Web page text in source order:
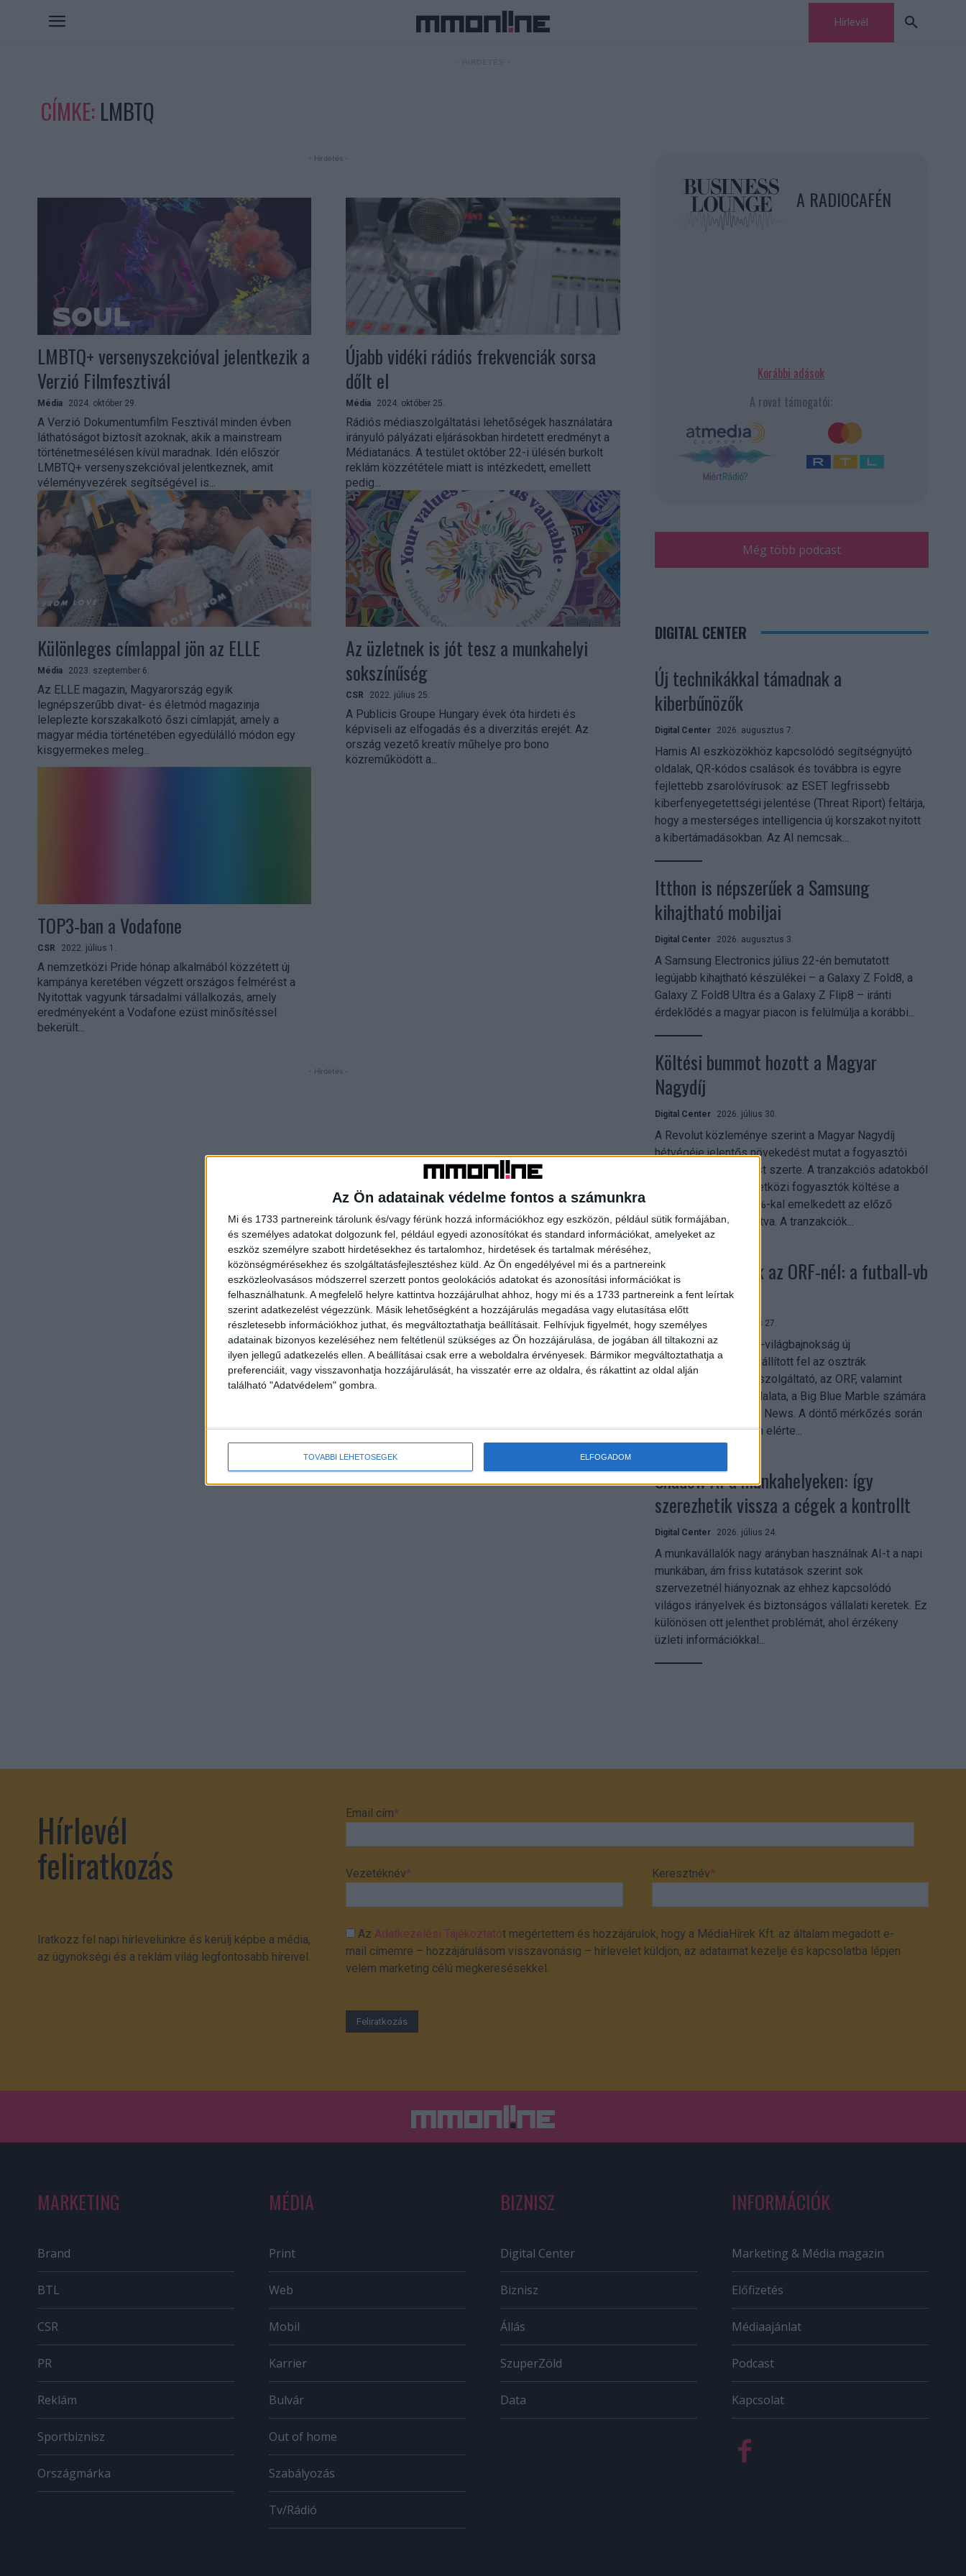
Az Ön adatainak védelme fontos a számunkra
Mi és 1733 partnereink tárolunk és/vagy férünk hozzá információkhoz egy eszközön, például sütik formájában,
és személyes adatokat dolgozunk fel, például egyedi azonosítókat és standard információkat, amelyeket az
eszköz személyre szabott hirdetésekhez és tartalomhoz, hirdetések és tartalmak méréséhez,
közönségmérésekhez és szolgáltatásfejlesztéshez küld. Az Ön engedélyével mi és a partnereink
eszközleolvasásos módszerrel szerzett pontos geolokációs adatokat és azonosítási információkat is
felhasználhatunk. A megfelelő helyre kattintva hozzájárulhat ahhoz, hogy mi és a 1733 partnereink a fent leírtak
szerint adatkezelést végezzünk. Másik lehetőségként a hozzájárulás megadása vagy elutasítása előtt
részletesebb információkhoz juthat, és megváltoztathatja beállításait. Felhívjuk figyelmét, hogy személyes
adatainak bizonyos kezeléséhez nem feltétlenül szükséges az Ön hozzájárulása, de jogában áll tiltakozni az
ilyen jellegű adatkezelés ellen. A beállításai csak erre a weboldalra érvényesek. Bármikor megváltoztathatja a
preferenciáit, vagy visszavonhatja hozzájárulását, ha visszatér erre az oldalra, és rákattint az oldal alján
található "Adatvédelem" gombra.
TOVÁBBI LEHETŐSÉGEK ELFOGADOM
Hírlevél
CÍMKE: LMBTQ
- Hirdetés -
LMBTQ+ versenyszekcióval jelentkezik a
Verzió Filmfesztivál
Média 2024. október 29.
A Verzió Dokumentumfilm Fesztivál minden évben
láthatóságot biztosít azoknak, akik a mainstream
történetmesélésen kívül maradnak. Idén először
LMBTQ+ versenyszekcióval jelentkeznek, amit
véleményvezérek segítségével is...
Újabb vidéki rádiós frekvenciák sorsa
dőlt el
Média 2024. október 25.
Rádiós médiaszolgáltatási lehetőségek használatára
irányuló pályázati eljárásokban hirdetett eredményt a
Médiatanács. A testület október 22-i ülésén burkolt
reklám közzététele miatt is intézkedett, emellett
pedig...
Különleges címlappal jön az ELLE
Média 2023. szeptember 6.
Az ELLE magazin, Magyarország egyik
legnépszerűbb divat- és életmód magazinja
leleplezte korszakalkotó őszi címlapját, amely a
magyar média történetében egyedülálló módon egy
kisgyermekes meleg...
Az üzletnek is jót tesz a munkahelyi
sokszínűség
CSR 2022. július 25.
A Publicis Groupe Hungary évek óta hirdeti és
képviseli az elfogadás és a diverzitás erejét. Az
ország vezető kreatív műhelye pro bono
közreműködött a...
TOP3-ban a Vodafone
CSR 2022. július 1.
A nemzetközi Pride hónap alkalmából közzétett új
kampánya keretében végzett országos felmérést a
Nyitottak vagyunk társadalmi vállalkozás, amely
eredményeként a Vodafone ezüst minősítéssel
bekerült...
- Hirdetés -
A RADIOCAFÉN
Korábbi adások
A rovat támogatói:
Még több podcast
DIGITAL CENTER
Új technikákkal támadnak a
kiberbűnözők
Digital Center 2026. augusztus 7.
Hamis AI eszközökhöz kapcsolódó segítségnyújtó
oldalak, QR-kódos csalások és továbbra is egyre
fejlettebb zsarolóvírusok: az ESET legfrissebb
kiberfenyegetettségi jelentése (Threat Riport) feltárja,
hogy a mesterséges intelligencia új korszakot nyitott
a kibertámadásokban. Az AI nemcsak...
Itthon is népszerűek a Samsung
kihajtható mobiljai
Digital Center 2026. augusztus 3.
A Samsung Electronics július 22-én bemutatott
legújabb kihajtható készülékei – a Galaxy Z Fold8, a
Galaxy Z Fold8 Ultra és a Galaxy Z Flip8 – iránti
érdeklődés a magyar piacon is felülmúlja a korábbi...
Költési bummot hozott a Magyar
Nagydíj
Digital Center 2026. július 30.
A Revolut közleménye szerint a Magyar Nagydíj
hétvégéje jelentős növekedést mutat a fogyasztói
aktivitásban Budapest szerte. A tranzakciós adatokból
kiderül, hogy a nemzetközi fogyasztók költése a
versenyhétvégén 26%-kal emelkedett az előző
hétvégéhez viszonyítva. A tranzakciók...
Rekordok dőltek az ORF-nél: a futball-vb
mindent vitt
Digital Center 2026. július 27.
A 2026-os labdarúgó-világbajnokság új
streamingrekordokat állított fel az osztrák
közszolgálati műsorszolgáltató, az ORF, valamint
technológiai leányvállalata, a Big Blue Marble számára
– írja a Broadband TV News. A döntő mérkőzés során
az átlagos nézőszám elérte...
Shadow AI a munkahelyeken: így
szerezhetik vissza a cégek a kontrollt
Digital Center 2026. július 24.
A munkavállalók nagy arányban használnak AI-t a napi
munkában, ám friss kutatások szerint sok
szervezetnél hiányoznak az ehhez kapcsolódó
világos irányelvek és biztonságos vállalati keretek. Ez
különösen ott jelenthet problémát, ahol érzékeny
üzleti információkkal...
Hírlevél
feliratkozás
Iratkozz fel napi hírlevelünkre és kerülj képbe a média,
az ügynökségi és a reklám világ legfontosabb híreivel.
Email cím*
Vezetéknév* Keresztnév*
AzAdatkezelési Tájékoztatót megértettem és hozzájárulok, hogy a MédiaHírek Kft. az általam megadott e-
mail címemre – hozzájárulásom visszavonásig – hírlevelet küldjön, az adataimat kezelje és kapcsolatba lépjen
velem marketing célú megkeresésekkel.
MARKETING
Brand
BTL
CSR
PR
Reklám
Sportbiznisz
Országmárka
MÉDIA
Print
Web
Mobil
Karrier
Bulvár
Out of home
Szabályozás
Tv/Rádió
BIZNISZ
Digital Center
Biznisz
Állás
SzuperZöld
Data
INFORMÁCIÓK
Marketing & Média magazin
Előfizetés
Médiaajánlat
Podcast
Kapcsolat